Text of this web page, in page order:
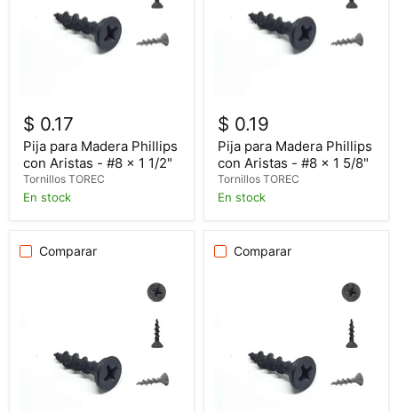
$ 0.17
Pija para Madera Phillips
con Aristas - #8 x 1 1/2"
Tornillos TOREC
En stock
$ 0.19
Pija para Madera Phillips
con Aristas - #8 x 1 5/8"
Tornillos TOREC
En stock
Comparar Comparar